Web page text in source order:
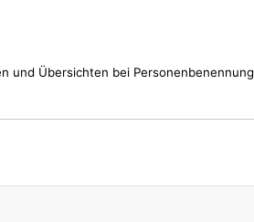
und Übersichten bei